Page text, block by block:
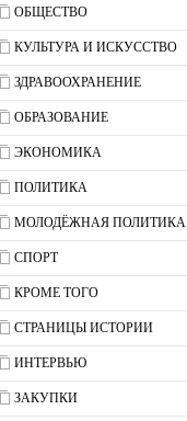
ОБЩЕСТВО
КУЛЬТУРА И ИСКУССТВО
ЗДРАВООХРАНЕНИЕ
ОБРАЗОВАНИЕ
ЭКОНОМИКА
ПОЛИТИКА
МОЛОДЁЖНАЯ ПОЛИТИКА
СПОРТ
КРОМЕ ТОГО
СТРАНИЦЫ ИСТОРИИ
ИНТЕРВЬЮ
ЗАКУПКИ